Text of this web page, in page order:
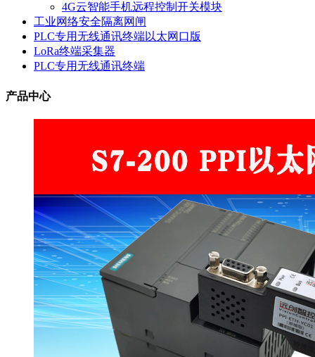
4G云智能手机远程控制开关模块
工业网络安全隔离网闸
PLC专用无线通讯终端以太网口版
LoRa终端采集器
PLC专用无线通讯终端
产品中心